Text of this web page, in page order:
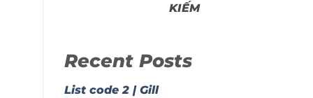
KIẾM
Recent Posts
List code 2 | Gill